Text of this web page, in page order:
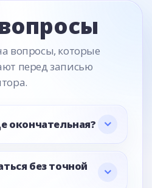
вопросы, которые
перед записью
окончательная?
без точной